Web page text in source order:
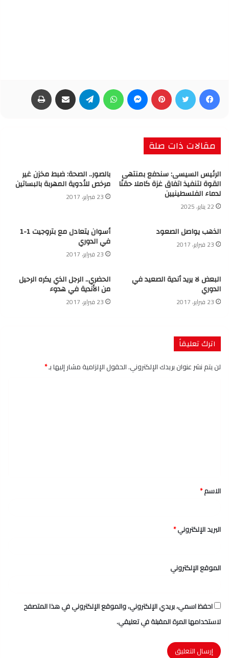
فيسبوك تويتر بينتيريست ماسنجر واتساب تيلقرام مشاركة عبر البريد
مقالات ذات صلة
الرئيس السيسى: سندفع بمنتهى
القوة لتنفيذ اتفاق غزة كاملا حقنًا
لدماء الفلسطينيين
22 يناير، 2025
بالصور.. الصحة: ضبط مخزن غير
مرخص للأدوية المهربة بالبساتين
23 فبراير، 2017
الذهب يواصل الصعود
23 فبراير، 2017
أسوان يتعادل مع بتروجيت 1-1
في الدوري
23 فبراير، 2017
البعض لا يريد أندية الصعيد في
الدوري
23 فبراير، 2017
الحضري.. الرجل الذي يكره الرحيل
من الأندية في هدوء
23 فبراير، 2017
اترك تعليقاً
لن يتم نشر عنوان بريدك الإلكتروني.الحقول الإلزامية مشار إليها بـ*
*
الاسم*
البريد الإلكتروني*
الموقع الإلكتروني
احفظ اسمي، بريدي الإلكتروني، والموقع الإلكتروني في هذا المتصفح
لاستخدامها المرة المقبلة في تعليقي.